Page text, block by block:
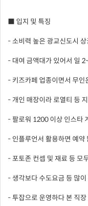
■ 입지 및 특징
- 소비력 높은 광교신도시
- 대여 금액대가 있어서 일
- 키즈카페 업종이면서 무인
- 개인 매장이라 로열티 등
- 팔로워 1200 이상 인스타
- 인플루언서 활용하면 예약
- 포토존 컨셉 및 재료 등 모
- 생각보다 수도요금 등 많
- 투잡으로 운영하다 본 직